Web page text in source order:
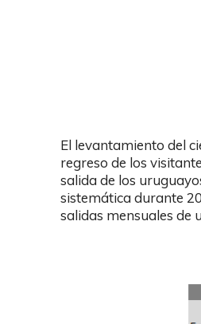
El levantamiento del
regreso de los
salida de los
sistemática durante
salidas mensuales de